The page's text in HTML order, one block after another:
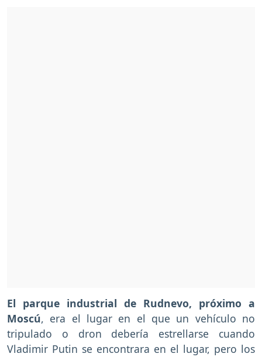
El parque industrial de Rudnevo, próximo a
Moscú, era el lugar en el que un vehículo no
tripulado o dron debería estrellarse cuando
Vladimir Putin se encontrara en el lugar, pero los